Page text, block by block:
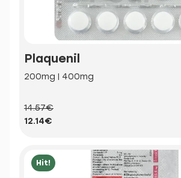
Plaquenil
200mg | 400mg
14.57€
12.14€
Hit!